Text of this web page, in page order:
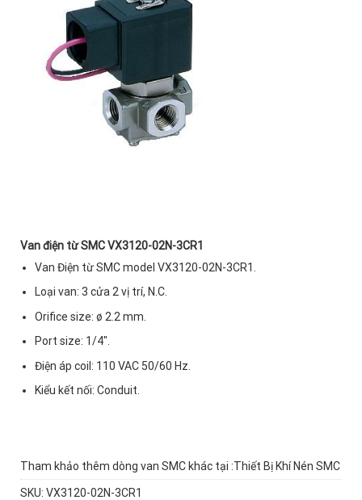
Van điện từ SMC VX3120-02N-3CR1
Van Điện từ SMC model VX3120-02N-3CR1.
Loại van: 3 cửa 2 vị trí, N.C.
Orifice size: ø 2.2 mm.
Port size: 1/4″.
Điện áp coil: 110 VAC 50/60 Hz.
Kiểu kết nối: Conduit.
Tham khảo thêm dòng van SMC khác tại :Thiết Bị Khí Nén SMC
SKU: VX3120-02N-3CR1